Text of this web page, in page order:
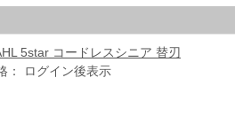
5star コードレスシニア 替刃
： ログイン後表示